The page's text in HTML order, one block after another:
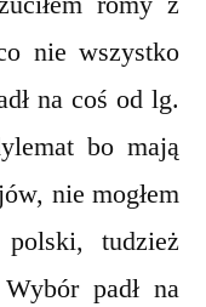
nie wszystko
na coś od lg.
bo mają
nie mogłem
tudzież
padł na